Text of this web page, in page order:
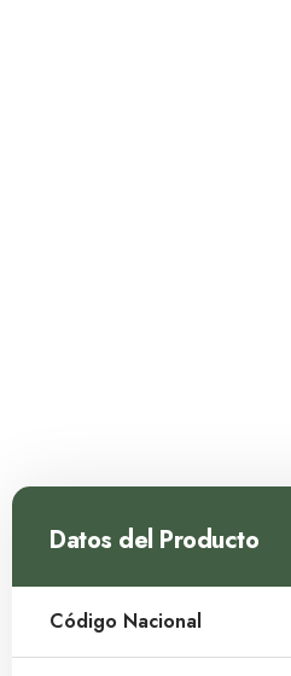
Datos del Producto
Código Nacional